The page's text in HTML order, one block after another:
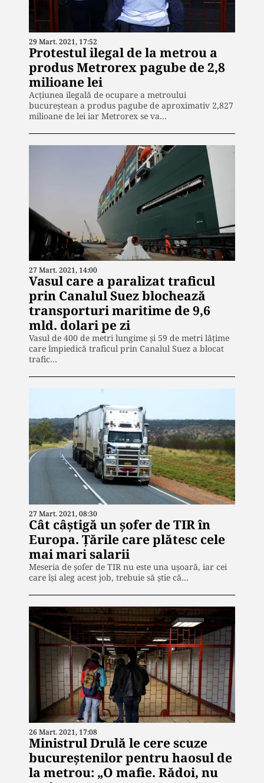
29 Mart. 2021, 17:52
Protestul ilegal de la metrou a
produs Metrorex pagube de 2,8
milioane lei
Acţiunea ilegală de ocupare a metroului
bucureştean a produs pagube de aproximativ 2,827
milioane de lei iar Metrorex se va…
27 Mart. 2021, 14:00
Vasul care a paralizat traficul
prin Canalul Suez blochează
transporturi maritime de 9,6
mld. dolari pe zi
Vasul de 400 de metri lungime și 59 de metri lățime
care împiedică traficul prin Canalul Suez a blocat
trafic…
27 Mart. 2021, 08:30
Cât câștigă un șofer de TIR în
Europa. Țările care plătesc cele
mai mari salarii
Meseria de șofer de TIR nu este una ușoară, iar cei
care își aleg acest job, trebuie să știe că…
26 Mart. 2021, 17:08
Ministrul Drulă le cere scuze
bucureștenilor pentru haosul de
la metrou: „O mafie. Rădoi, nu